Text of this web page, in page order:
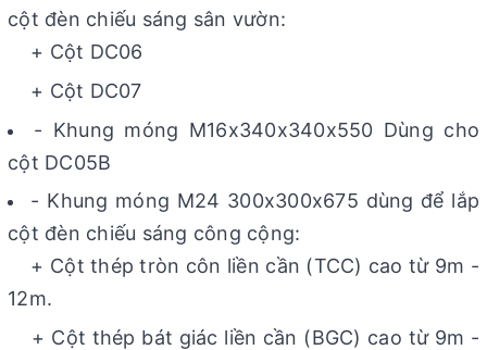
cột đèn chiếu sáng sân vườn:
+ Cột DC06
+ Cột DC07
- Khung móng M16x340x340x550 Dùng cho
cột DC05B
- Khung móng M24 300x300x675 dùng để lắp
cột đèn chiếu sáng công cộng:
+ Cột thép tròn côn liền cần (TCC) cao từ 9m -
12m.
+ Cột thép bát giác liền cần (BGC) cao từ 9m -